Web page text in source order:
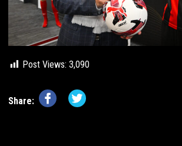
Post Views: 3,090
Share: